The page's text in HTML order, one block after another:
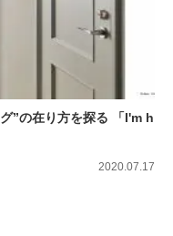
”の在り方を探る 「I'm h
2020.07.17